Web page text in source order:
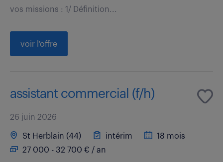
vos missions : 1/ Définition...
voir l'offre
assistant commercial (f/h)
26 juin 2026
St Herblain (44) intérim
18 mois
27 000 - 32 700 € / an